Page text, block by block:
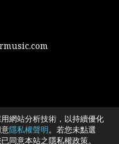
網站分析技術，以持續優化
隱私權聲明。若您未點選
同意本站之隱私權政策。